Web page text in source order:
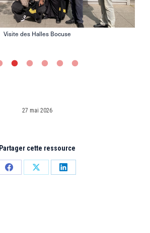
Visite des Halles Bocuse
27 mai 2026
Partager cette ressource
PartagerPartagerPartager